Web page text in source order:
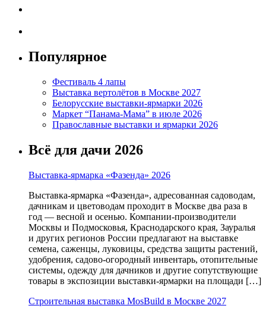
Популярное
Фестиваль 4 лапы
Выставка вертолётов в Москве 2027
Белорусские выставки-ярмарки 2026
Маркет “Панама-Мама” в июле 2026
Православные выставки и ярмарки 2026
Всё для дачи 2026
Выставка-ярмарка «Фазенда» 2026
Выставка-ярмарка «Фазенда», адресованная садоводам,
дачникам и цветоводам проходит в Москве два раза в
год — весной и осенью. Компании-производители
Москвы и Подмосковья, Краснодарского края, Зауралья
и других регионов России предлагают на выставке
семена, саженцы, луковицы, средства защиты растений,
удобрения, садово-огородный инвентарь, отопительные
системы, одежду для дачников и другие сопутствующие
товары в экспозиции выставки-ярмарки на площади […]
Строительная выставка MosBuild в Москве 2027